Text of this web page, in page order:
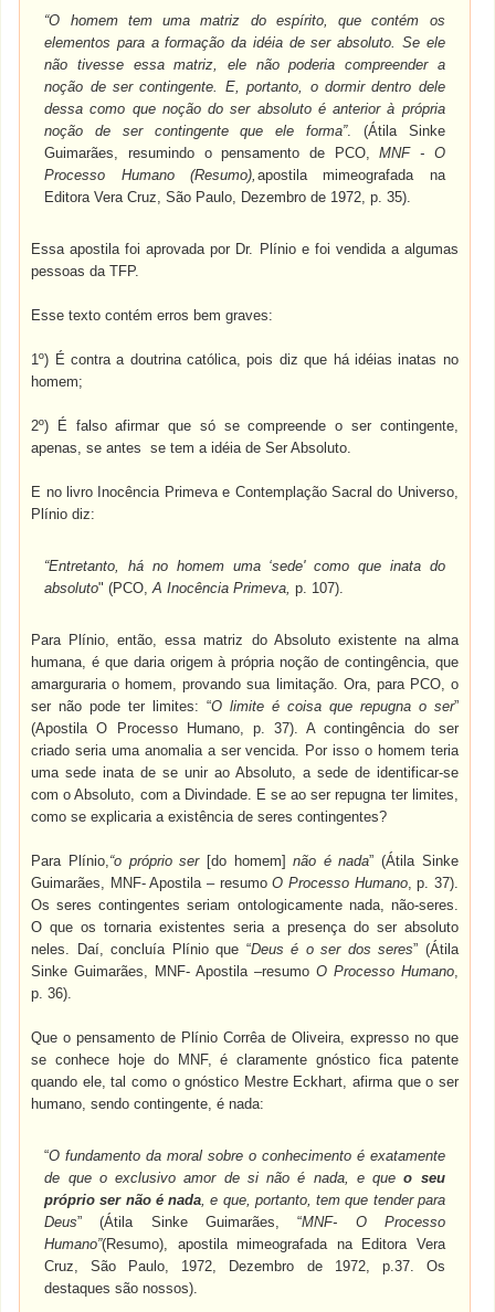
“O homem tem uma matriz do espírito, que contém os
elementos para a formação da idéia de ser absoluto. Se ele
não tivesse essa matriz, ele não poderia compreender a
noção de ser contingente. E, portanto, o dormir dentro dele
dessa como que noção do ser absoluto é anterior à própria
noção de ser contingente que ele forma”. (Átila Sinke
Guimarães, resumindo o pensamento de PCO,MNF - O
Processo Humano (Resumo), apostila mimeografada na
Editora Vera Cruz, São Paulo, Dezembro de 1972, p. 35).
Essa apostila foi aprovada por Dr. Plínio e foi vendida a algumas
pessoas da TFP.
Esse texto contém erros bem graves:
1º) É contra a doutrina católica, pois diz que há idéias inatas no
homem;
2º) É falso afirmar que só se compreende o ser contingente,
apenas, se antes se tem a idéia de Ser Absoluto.
E no livro Inocência Primeva e Contemplação Sacral do Universo,
Plínio diz:
“Entretanto, há no homem uma ‘sede' como que inata do
absoluto" (PCO,A Inocência Primeva,p. 107).
Para Plínio, então, essa matriz do Absoluto existente na alma
humana, é que daria origem à própria noção de contingência, que
amarguraria o homem, provando sua limitação. Ora, para PCO, o
ser não pode ter limites: “O limite é coisa que repugna o ser”
(Apostila O Processo Humano, p. 37). A contingência do ser
criado seria uma anomalia a ser vencida. Por isso o homem teria
uma sede inata de se unir ao Absoluto, a sede de identificar-se
com o Absoluto, com a Divindade. E se ao ser repugna ter limites,
como se explicaria a existência de seres contingentes?
Para Plínio,“o próprio ser[do homem] não é nada” (Átila Sinke
Guimarães, MNF- Apostila – resumoO Processo Humano, p. 37).
Os seres contingentes seriam ontologicamente nada, não-seres.
O que os tornaria existentes seria a presença do ser absoluto
neles. Daí, concluía Plínio que “Deus é o ser dos seres” (Átila
Sinke Guimarães, MNF- Apostila –resumo O Processo Humano,
p. 36).
Que o pensamento de Plínio Corrêa de Oliveira, expresso no que
se conhece hoje do MNF, é claramente gnóstico fica patente
quando ele, tal como o gnóstico Mestre Eckhart, afirma que o ser
humano, sendo contingente, é nada:
“O fundamento da moral sobre o conhecimento é exatamente
de que o exclusivo amor de si não é nada, e queo seu
próprio ser não é nada, e que, portanto, tem que tender para
Deus” (Átila Sinke Guimarães, “MNF- O Processo
Humano”(Resumo), apostila mimeografada na Editora Vera
Cruz, São Paulo, 1972, Dezembro de 1972, p.37. Os
destaques são nossos).